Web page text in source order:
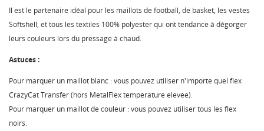
Il est le partenaire idéal pour les maillots de football, de basket, les vestes
Softshell, et tous les textiles 100% polyester qui ont tendance à dégorger
leurs couleurs lors du pressage à chaud.
Astuces :
Pour marquer un maillot blanc : vous pouvez utiliser n'importe quel flex
CrazyCat Transfer (hors MetalFlex température elevée).
Pour marquer un maillot de couleur : vous pouvez utiliser tous les flex
noirs.
CRÉER UNE LISTE D'ENVIES
CONNEXION